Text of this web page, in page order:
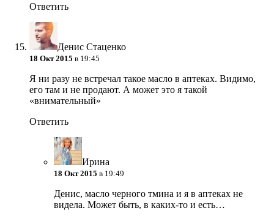
Ответить
Денис Стаценко
18 Окт 2015 в 19:45
Я ни разу не встречал такое масло в аптеках. Видимо,
его там и не продают. А может это я такой
«внимательный»
Ответить
Ирина
18 Окт 2015 в 19:49
Денис, масло черного тмина и я в аптеках не
видела. Может быть, в каких-то и есть…